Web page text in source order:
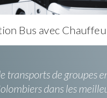
Bus avec
transports de groupes
dans les